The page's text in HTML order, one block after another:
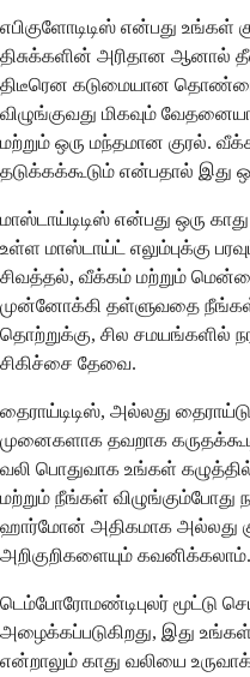
எபிகுளோடிடிஸ் என்பது உங்கள்
திசுக்களின் அரிதான ஆனால்
திடீரென கடுமையான
விழுங்குவது மிகவும்
மற்றும் ஒரு மந்தமான குரல்.
தடுக்கக்கூடும் என்பதால் இது
மாஸ்டாய்டிடிஸ் என்பது ஒரு
உள்ள மாஸ்டாய்ட் எலும்புக்கு
சிவத்தல், வீக்கம் மற்றும்
முன்னோக்கி தள்ளுவதை நீங்கள்
தொற்றுக்கு, சில சமயங்களில்
சிகிச்சை தேவை.
தைராய்டிடிஸ், அல்லது
முனைகளாக தவறாக
வலி பொதுவாக உங்கள் கழுத்தில்
மற்றும் நீங்கள் விழுங்கும்போது
ஹார்மோன் அதிகமாக அல்லது
அறிகுறிகளையும் கவனிக்கலாம்.
டெம்போரோமண்டிபுலர் மூட்டு
அழைக்கப்படுகிறது, இது
என்றாலும் காது வலியை